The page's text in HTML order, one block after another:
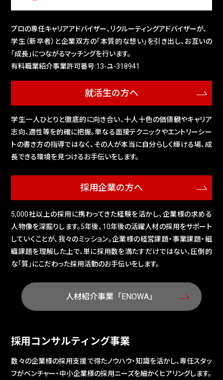
プロの専任キャリアアドバイザー、リクルーティングアドバイザーが、
学生（新卒者）と企業双方の「本質的な想い」を引き出し、お互いの
「成長」につながるマッチングを行います。
有料職業紹介事業許可番号:13-ユ-318941
就活生の方へ
学生一人ひとりと徹底的に向き合い、十人十色の価値観やキャリア
志向、適性等を的確に把握。単なる面接テクニックやエントリーシー
トの書き方の指導ではなく、その人が本当に自分らしく輝ける場、成
長できる環境を見つけるお手伝いをします。
採用企業の方へ
5,000社以上の採用に携わってきた経験を活かし、企業様の求める
人物像を深掘りします。5年後、10年後の活躍人材の採用をサポート
していくことが、我々のミッション。企業様の経営課題・事業課題・組
織課題を理解した上で、単に採用数を満たすだけではない、圧倒的
な「質」にこだわった採用活動のお手伝いをします。
人材紹介事業「ENOWA」
採用コンサルティング事業
数々の企業様の採用支援で得たノウハウ・知識を活かし、専任スタッ
フがベンチャー・中小企業様の採用ニーズを細かくヒアリングします。